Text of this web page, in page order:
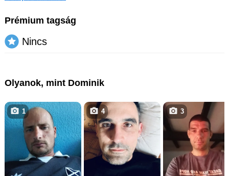
Prémium tagság
Nincs
Olyanok, mint Dominik
1 4 3